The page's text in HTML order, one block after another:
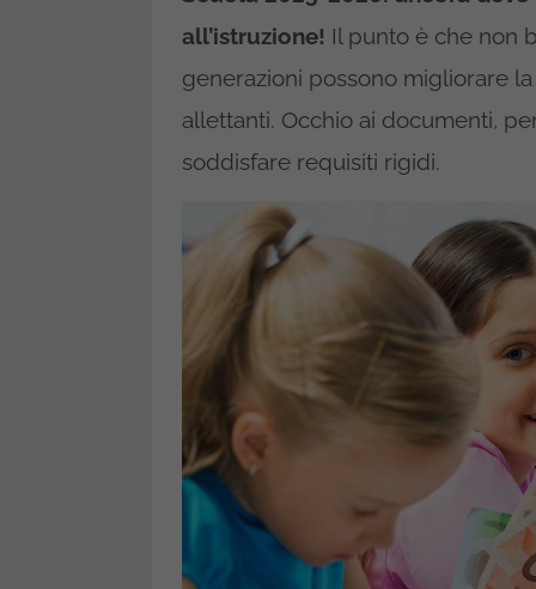
all’istruzione! Il punto è che non
generazioni possono migliorare
allettanti. Occhio ai documenti,
soddisfare requisiti rigidi.